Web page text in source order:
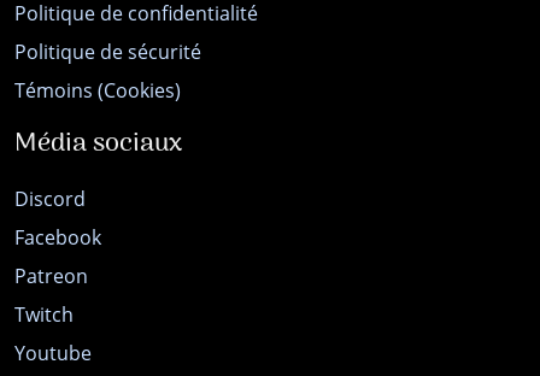
Politique de confidentialité
Politique de sécurité
Témoins (Cookies)
Média sociaux
Discord
Facebook
Patreon
Twitch
Youtube